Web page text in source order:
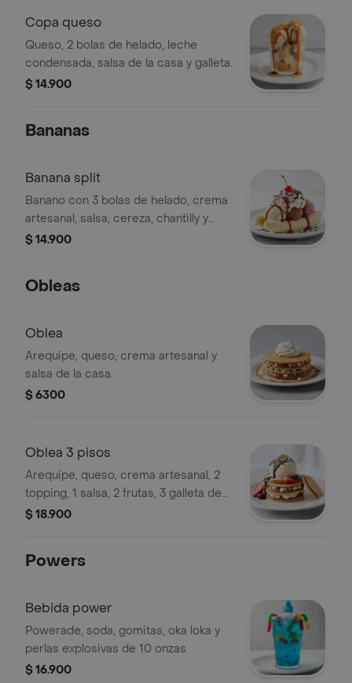
Copa queso
Queso, 2 bolas de helado, leche
condensada, salsa de la casa y galleta.
$ 14.900
Bananas
Banana split
Banano con 3 bolas de helado, crema
artesanal, salsa, cereza, chantilly y
chocolate rayado.
$ 14.900
Obleas
Oblea
Arequipe, queso, crema artesanal y
salsa de la casa.
$ 6300
Oblea 3 pisos
Arequipe, queso, crema artesanal, 2
topping, 1 salsa, 2 frutas, 3 galleta de
oblea y helado.
$ 18.900
Powers
Bebida power
Powerade, soda, gomitas, oka loka y
perlas explosivas de 10 onzas
$ 16.900